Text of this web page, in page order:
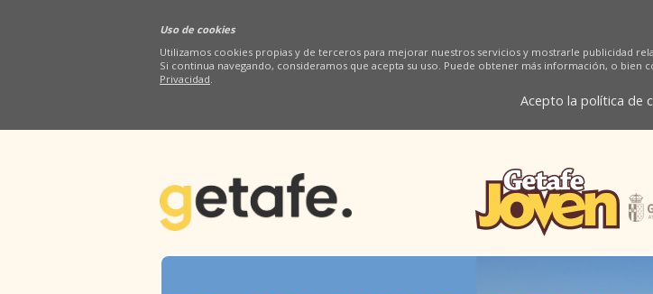
Uso de cookies
Utilizamos cookies propias y de terceros para mejorar nuestros servicios y mostrarle publicidad
Si continua navegando, consideramos que acepta su uso. Puede obtener más información, o
Privacidad.
Acepto la política de